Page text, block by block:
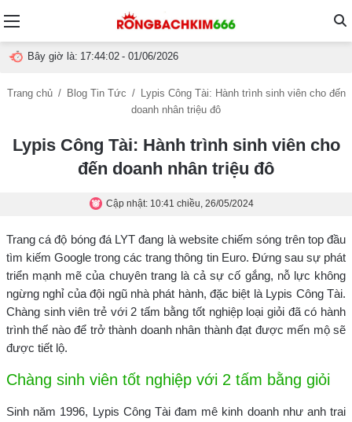
Menu
Bây giờ là: 17:44:03 - 01/06/2026
Trang chủ / Blog Tin Tức / Lypis Công Tài: Hành trình sinh viên cho đến
doanh nhân triệu đô
Lypis Công Tài: Hành trình sinh viên cho
đến doanh nhân triệu đô
Cập nhật: 10:41 chiều, 26/05/2024
Trang cá độ bóng đá LYT đang là website chiếm sóng trên top đầu
tìm kiếm Google trong các trang thông tin Euro. Đứng sau sự phát
triển mạnh mẽ của chuyên trang là cả sự cố gắng, nỗ lực không
ngừng nghỉ của đội ngũ nhà phát hành, đặc biệt là Lypis Công Tài.
Chàng sinh viên trẻ với 2 tấm bằng tốt nghiệp loại giỏi đã có hành
trình thế nào để trở thành doanh nhân thành đạt được mến mộ sẽ
được tiết lộ.
Chàng sinh viên tốt nghiệp với 2 tấm bằng giỏi
Sinh năm 1996, Lypis Công Tài đam mê kinh doanh như anh trai